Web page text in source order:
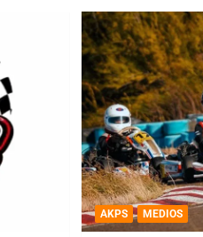
AKPS MEDIOS